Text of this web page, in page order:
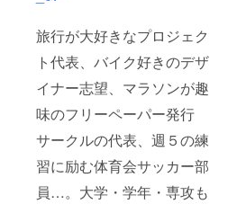
旅行が大好きなプロジェク
ト代表、バイク好きのデザ
イナー志望、マラソンが趣
味のフリーペーパー発行
サークルの代表、週５の練
習に励む体育会サッカー部
員…。大学・学年・専攻も